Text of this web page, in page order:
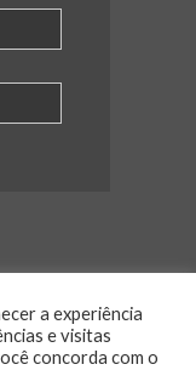
675
a experiência
e visitas
concorda com o